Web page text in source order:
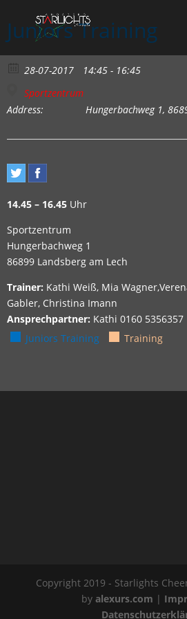
Juniors Training
28-07-2017
14:45 - 16:45
Sportzentrum
Address:
Hungerbachweg 1,
14.45 – 16.45 Uhr
Sportzentrum
Hungerbachweg 1
86899 Landsberg am Lech
Trainer: Kathi Weiß, Mia
Gabler, Christina Imann
Ansprechpartner: Kathi 0160 5356357
Juniors Training
Training
Copyright 2019 - Starlights
byalexurs.com |